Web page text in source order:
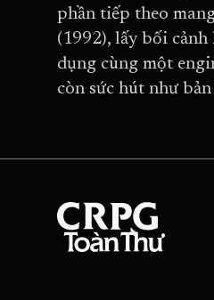
phần tiếp theo
(1992), lấy bối
dụng cùng một
còn sức hút như bản